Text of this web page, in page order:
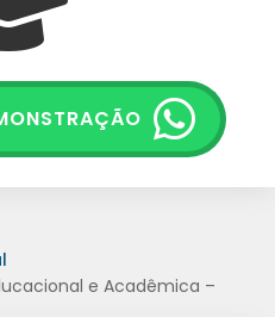
e Acadêmica –